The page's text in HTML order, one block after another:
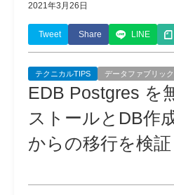
2021年3月26日
Tweet Share LINE
テクニカルTIPS データファブリック
EDB Postgres を
ストールとDB作
からの移行を検証